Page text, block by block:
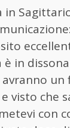
in
in
avranno
visto che
con